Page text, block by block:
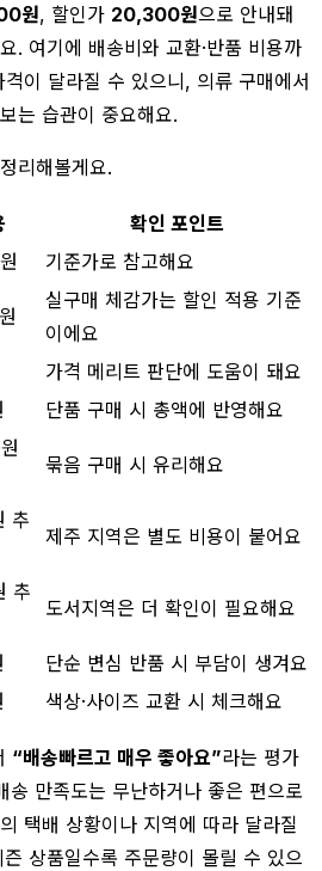
원, 할인가 20,300원으로 안내돼
. 여기에 배송비와 교환·반품 비용까
이 달라질 수 있으니, 의류 구매에서
는 습관이 중요해요.
리해볼게요.
확인 포인트
기준가로 참고해요
실구매 체감가는 할인 적용 기준
이에요
가격 메리트 판단에 도움이 돼요
단품 구매 시 총액에 반영해요
묶음 구매 시 유리해요
추
제주 지역은 별도 비용이 붙어요
추
도서지역은 더 확인이 필요해요
단순 변심 반품 시 부담이 생겨요
색상·사이즈 교환 시 체크해요
“배송빠르고 매우 좋아요”라는 평가
송 만족도는 무난하거나 좋은 편으로
택배 상황이나 지역에 따라 달라질
상품일수록 주문량이 몰릴 수 있으